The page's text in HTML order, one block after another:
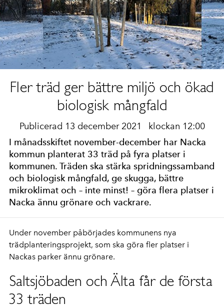
Fler träd ger bättre miljö och ökad
biologisk mångfald
Publicerad 13 december 2021 klockan 12:00
I månadsskiftet november-december har Nacka
kommun planterat 33 träd på fyra platser i
kommunen. Träden ska stärka spridningssamband
och biologisk mångfald, ge skugga, bättre
mikroklimat och – inte minst! – göra flera platser i
Nacka ännu grönare och vackrare.
Under november påbörjades kommunens nya
trädplanteringsprojekt, som ska göra fler platser i
Nackas parker ännu grönare.
Saltsjöbaden och Älta får de första
33 träden